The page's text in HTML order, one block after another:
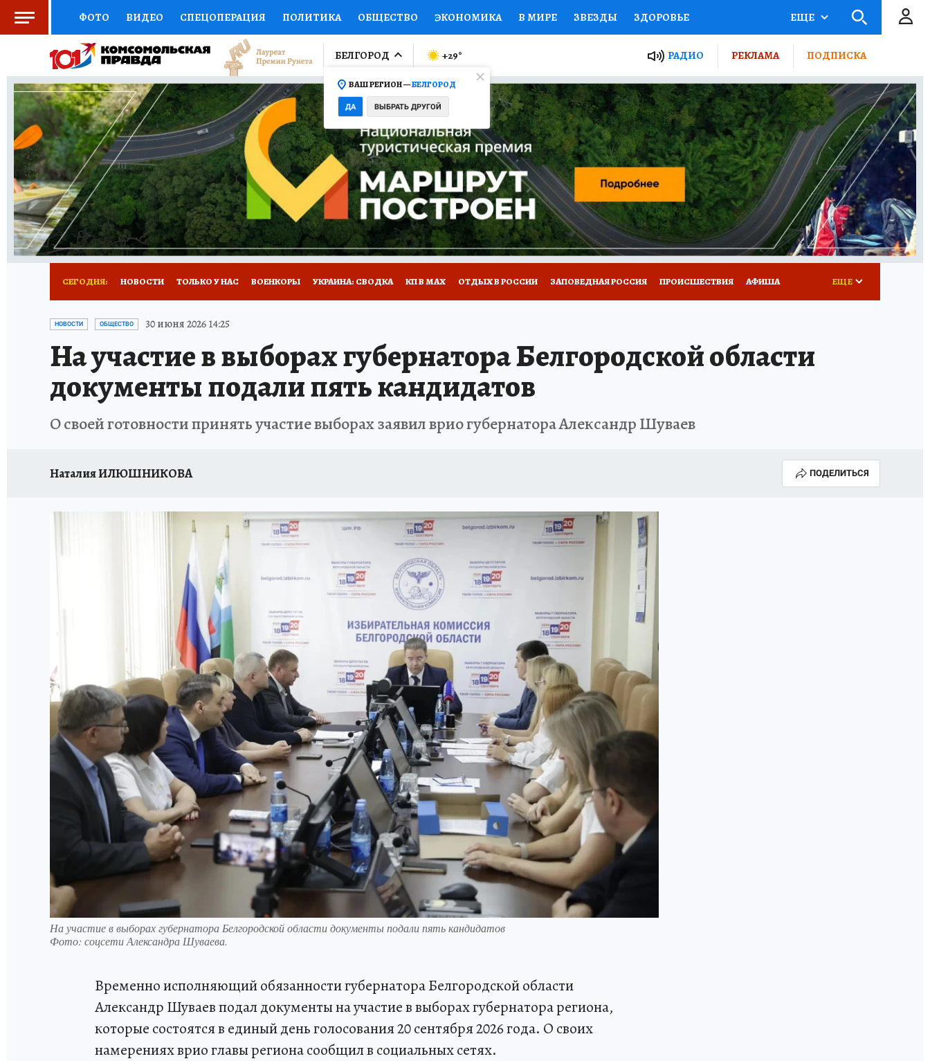
ФОТО ВИДЕО СПЕЦОПЕРАЦИЯ ПОЛИТИКА ОБЩЕСТВО ЭКОНОМИКА В МИРЕ ЗВЕЗДЫ ЗДОРОВЬЕ
СОЦПОДДЕРЖКА НАУКА СПОРТ КОЛУМНИСТЫ ПРОИСШЕСТВИЯ НАЦИОНАЛЬНЫЕ ПРОЕКТЫ РОССИИ
ВЫБОР ЭКСПЕРТОВ ДОКТОР ФИНАНСЫ ОТКРЫВАЕМ МИР Я ЗНАЮ СЕМЬЯ ЖЕНСКИЕ СЕКРЕТЫ ПУТЕВОДИТЕЛЬ
КНИЖНАЯ ПОЛКА ПРОГНОЗЫ НА СПОРТ ПРОМОКОДЫ СЕРИАЛЫ СПЕЦПРОЕКТЫ ДЕФИЦИТ ЖЕЛЕЗА ТУРИЗМ
ПРЕСС-ЦЕНТР НЕДВИЖИМОСТЬ ТЕЛЕВИЗОР КОЛЛЕКЦИИ КОНКУРСЫ РАБОТА У НАС ГИД ПОТРЕБИТЕЛЯ ВСЕ О КП
РАДИО КП РЕКЛАМА ТЕСТЫ НОВОЕ НА САЙТЕ
ЕЩЕ
БЕЛГОРОД
ВАШ РЕГИОН —БЕЛГОРОД
ДА ВЫБРАТЬ ДРУГОЙ
+29° РАДИО РЕКЛАМА ПОДПИСКА
СЕГОДНЯ: НОВОСТИ ТОЛЬКО У НАС ВОЕНКОРЫ УКРАИНА: СВОДКА КП В МАХ ОТДЫХ В РОССИИ ЗАПОВЕДНАЯ РОССИЯ ПРОИСШЕСТВИЯ АФИША
ИСПЫТАНО НА СЕБЕ
ЕЩЕ
НОВОСТИ ОБЩЕСТВО 30 июня 2026 14:25
На участие в выборах губернатора Белгородской области
документы подали пять кандидатов
О своей готовности принять участие выборах заявил врио губернатора Александр Шуваев
Наталия ИЛЮШНИКОВА ПОДЕЛИТЬСЯ
На участие в выборах губернатора Белгородской области документы подали пять кандидатов
Фото: соцсети Александра Шуваева.
Временно исполняющий обязанности губернатора Белгородской области
Александр Шуваев подал документы на участие в выборах губернатора региона,
которые состоятся в единый день голосования 20 сентября 2026 года. О своих
намерениях врио главы региона сообщил в социальных сетях.